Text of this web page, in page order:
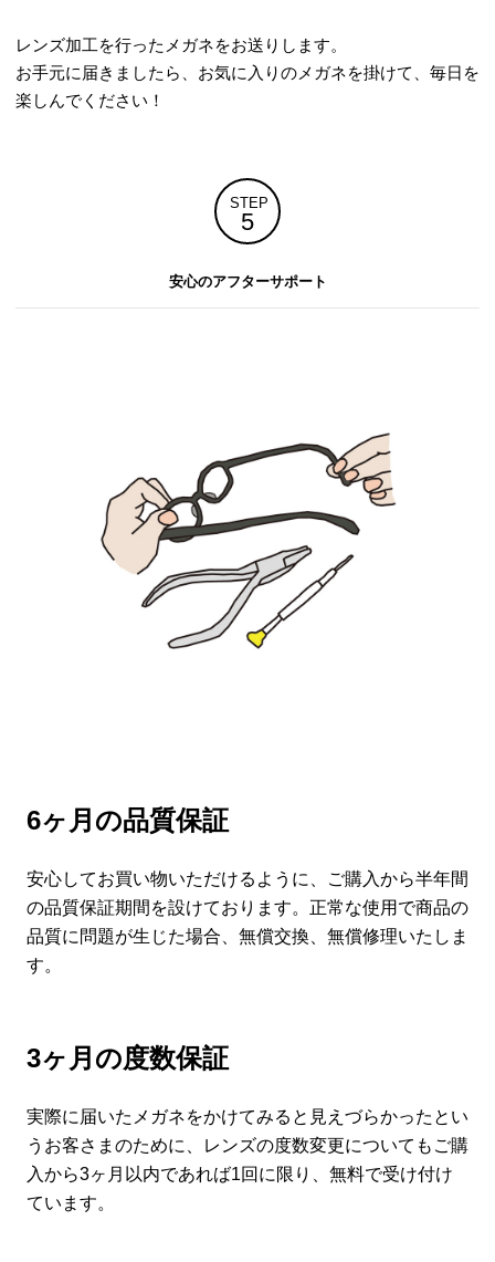
レンズ加工を行ったメガネをお送りします。
お手元に届きましたら、お気に入りのメガネを掛けて、毎日を
楽しんでください！
STEP
5
安心のアフターサポート
6ヶ月の品質保証
安心してお買い物いただけるように、ご購入から半年間
の品質保証期間を設けております。正常な使用で商品の
品質に問題が生じた場合、無償交換、無償修理いたしま
す。
3ヶ月の度数保証
実際に届いたメガネをかけてみると見えづらかったとい
うお客さまのために、レンズの度数変更についてもご購
入から3ヶ月以内であれば1回に限り、無料で受け付け
ています。